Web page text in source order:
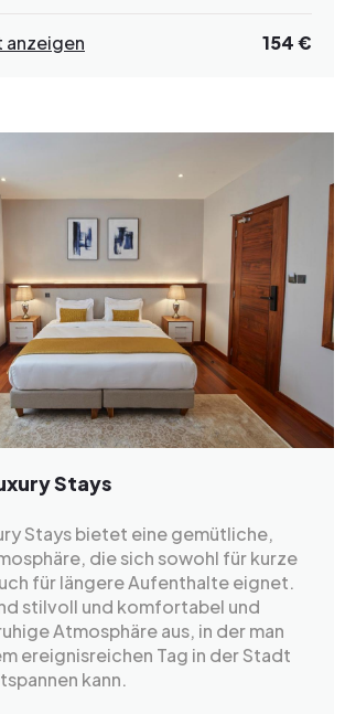
154 €
Stays
Stays bietet eine gemütliche,
die sich sowohl für kurze
für längere Aufenthalte eignet.
stilvoll und komfortabel und
Atmosphäre aus, in der man
ereignisreichen Tag in der Stadt
kann.